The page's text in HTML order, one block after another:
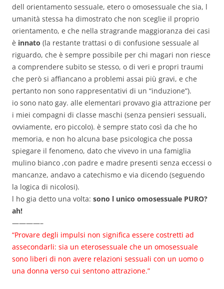
dell orientamento sessuale, etero o omosessuale che sia, l
umanità stessa ha dimostrato che non sceglie il proprio
orientamento, e che nella stragrande maggioranza dei casi
è innato (la restante trattasi o di confusione sessuale al
riguardo, che è sempre possibile per chi magari non riesce
a comprendere subito se stesso, o di veri e propri traumi
che però si affiancano a problemi assai più gravi, e che
pertanto non sono rappresentativi di un “induzione”).
io sono nato gay. alle elementari provavo gia attrazione per
i miei compagni di classe maschi (senza pensieri sessuali,
ovviamente, ero piccolo). è sempre stato così da che ho
memoria, e non ho alcuna base psicologica che possa
spiegare il fenomeno, dato che vivevo in una famiglia
mulino bianco ,con padre e madre presenti senza eccessi o
mancanze, andavo a catechismo e via dicendo (seguendo
la logica di nicolosi).
l ho gia detto una volta: sono l unico omosessuale PURO?
ah!
————–
“Provare degli impulsi non significa essere costretti ad
assecondarli: sia un eterosessuale che un omosessuale
sono liberi di non avere relazioni sessuali con un uomo o
una donna verso cui sentono attrazione.”